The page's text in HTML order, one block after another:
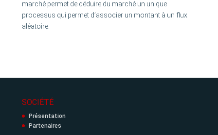
marché permet de déduire du marché un unique
processus qui permet d’associer un montant à un flux
aléatoire.
SOCIÉTÉ
Présentation
Partenaires